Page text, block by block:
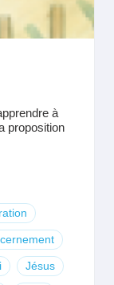
à
proposition
Jésus